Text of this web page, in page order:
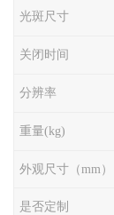
光斑尺寸
关闭时间
分辨率
重量(kg)
外观尺寸（mm）
是否定制